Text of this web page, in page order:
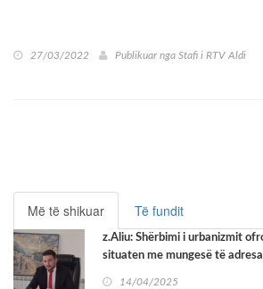
27/03/2022 Publikuar nga Stafi i RTV Aldi
Më të shikuar Të fundit
z.Aliu: Shërbimi i urbanizmit
situaten me mungesë të
14/04/2025